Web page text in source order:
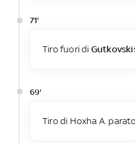
71'
Tiro fuori di
69'
Tiro di Hoxha A.